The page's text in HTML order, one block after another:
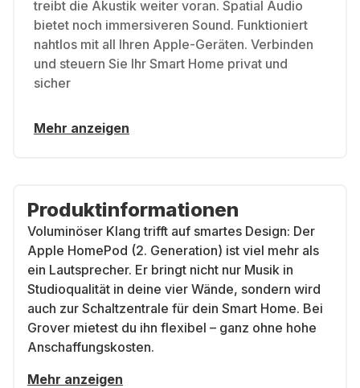
treibt die Akustik weiter voran. Spatial Audio
bietet noch immersiveren Sound. Funktioniert
nahtlos mit all Ihren Apple-Geräten. Verbinden
und steuern Sie Ihr Smart Home privat und
sicher
Mehr anzeigen
Produktinformationen
Voluminöser Klang trifft auf smartes Design: Der
Apple HomePod (2. Generation) ist viel mehr als
ein Lautsprecher. Er bringt nicht nur Musik in
Studioqualität in deine vier Wände, sondern wird
auch zur Schaltzentrale für dein Smart Home. Bei
Grover mietest du ihn flexibel – ganz ohne hohe
Anschaffungskosten.
Mehr anzeigen